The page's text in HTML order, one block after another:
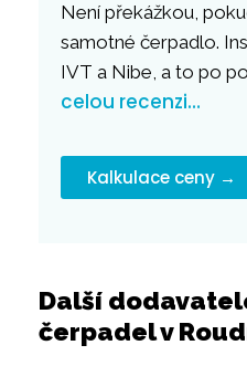
Není překážkou,
samotné čerpadlo.
IVT a Nibe, a to po
celou recenzi…
Kalkulace ceny →
Další
čerpadel v